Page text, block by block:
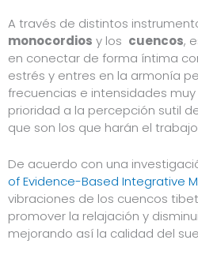
A través de distintos
monocordios y los cuencos,
en conectar de forma íntima
estrés y entres en la armonía
frecuencias e intensidades
prioridad a la percepción sutil
que son los que harán el
De acuerdo con una
of Evidence-Based Integrative
vibraciones de los cuencos
promover la relajación y
mejorando así la calidad del